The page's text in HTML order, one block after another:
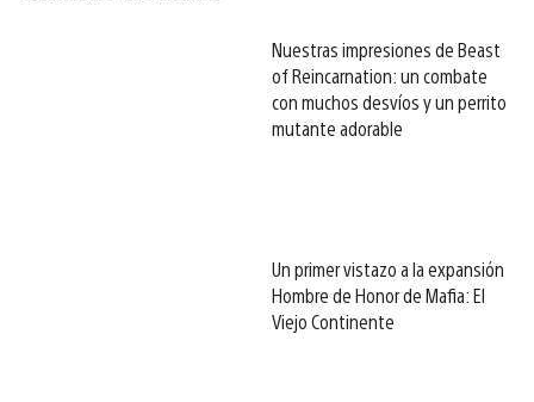
Nuestras impresiones de Beast
of Reincarnation: un combate
con muchos desvíos y un perrito
mutante adorable
Un primer vistazo a la expansión
Hombre de Honor de Mafia: El
Viejo Continente